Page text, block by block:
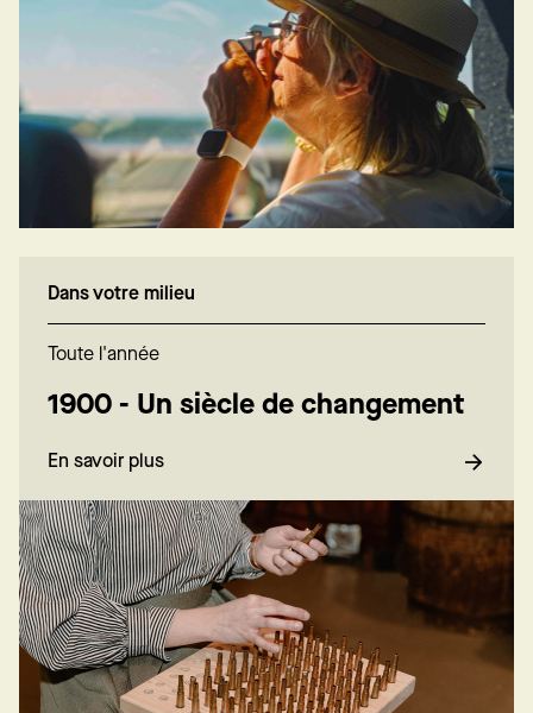
Dans votre milieu
Toute l'année
1900 - Un siècle de changement
En savoir plus